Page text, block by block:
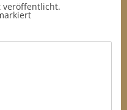
veröffentlicht.